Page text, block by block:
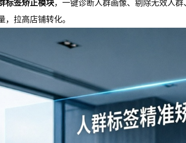
标签矫正模块，一键诊断人群画像、剔除无效人
，拉高店铺转化。